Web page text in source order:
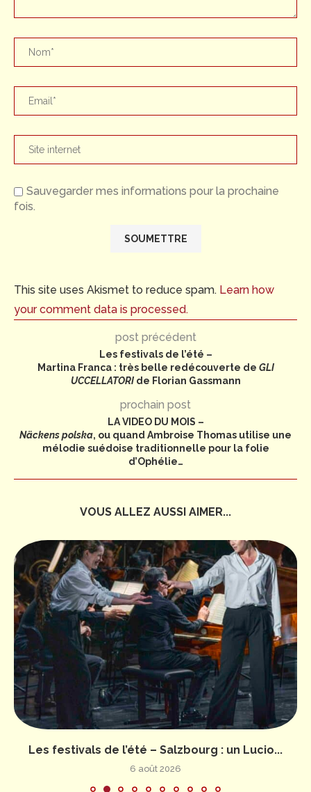
Sauvegarder mes informations pour la prochaine
fois.
This site uses Akismet to reduce spam. Learn how
your comment data is processed.
post précédent
Les festivals de l’été –
Martina Franca : très belle redécouverte de GLI
UCCELLATORIde Florian Gassmann
prochain post
LA VIDEO DU MOIS –
Näckens polska, ou quand Ambroise Thomas utilise une
mélodie suédoise traditionnelle pour la folie
d’Ophélie…
VOUS ALLEZ AUSSI AIMER...
Les festivals de l’été – Salzbourg : un Lucio...
6 août 2026